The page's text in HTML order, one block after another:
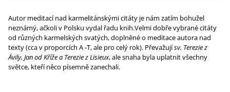
Autor meditací nad karmelitánskými citáty je nám zatím bohužel
neznámý, ačkoli v Polsku vydal řadu knih.Velmi dobře vybrané citáty
od různých karmelských svatých, doplněné o meditace autora nad
texty (cca v proporcích A -T, ale pro celý rok). Převažujísv. Terezie z
Ávily, Jan od Kříže a Terezie z Lisieux, ale snaha byla uplatnit všechny
světce, kteří něco písemně zanechali.